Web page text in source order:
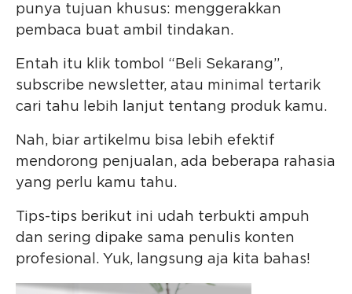
punya tujuan khusus: menggerakkan
pembaca buat ambil tindakan.
Entah itu klik tombol “Beli Sekarang”,
subscribe newsletter, atau minimal tertarik
cari tahu lebih lanjut tentang produk kamu.
Nah, biar artikelmu bisa lebih efektif
mendorong penjualan, ada beberapa rahasia
yang perlu kamu tahu.
Tips-tips berikut ini udah terbukti ampuh
dan sering dipake sama penulis konten
profesional. Yuk, langsung aja kita bahas!